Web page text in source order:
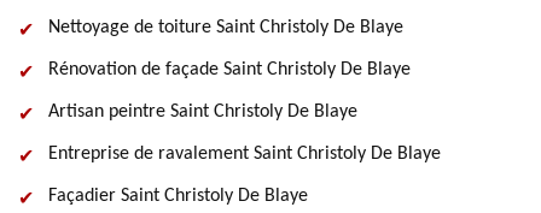
Nettoyage de toiture Saint Christoly De Blaye
Rénovation de façade Saint Christoly De Blaye
Artisan peintre Saint Christoly De Blaye
Entreprise de ravalement Saint Christoly De Blaye
Façadier Saint Christoly De Blaye